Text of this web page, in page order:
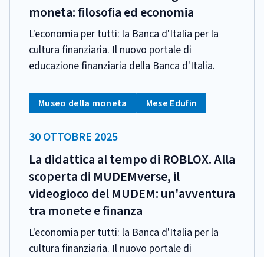
moneta: filosofia ed economia
L'economia per tutti: la Banca d'Italia per la
cultura finanziaria. Il nuovo portale di
educazione finanziaria della Banca d'Italia.
CATEGORIA:
Tag:
Museo della moneta Tag:
Mese Edufin
DATA
PUBBLICAZIONE:
30 OTTOBRE 2025
La didattica al tempo di ROBLOX. Alla
scoperta di MUDEMverse, il
videogioco del MUDEM: un'avventura
tra monete e finanza
L'economia per tutti: la Banca d'Italia per la
cultura finanziaria. Il nuovo portale di